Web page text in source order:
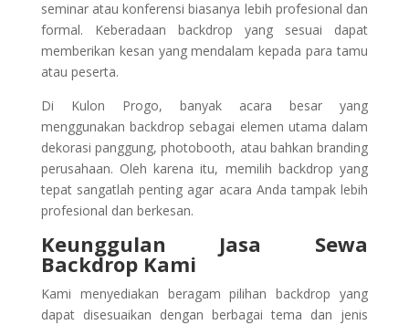
seminar atau konferensi biasanya lebih profesional dan
formal. Keberadaan backdrop yang sesuai dapat
memberikan kesan yang mendalam kepada para tamu
atau peserta.
Di Kulon Progo, banyak acara besar yang
menggunakan backdrop sebagai elemen utama dalam
dekorasi panggung, photobooth, atau bahkan branding
perusahaan. Oleh karena itu, memilih backdrop yang
tepat sangatlah penting agar acara Anda tampak lebih
profesional dan berkesan.
Keunggulan Jasa Sewa
Backdrop Kami
Kami menyediakan beragam pilihan backdrop yang
dapat disesuaikan dengan berbagai tema dan jenis